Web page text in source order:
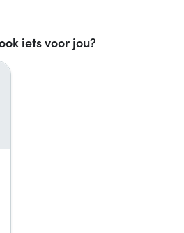
iets voor jou?